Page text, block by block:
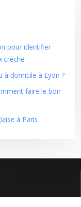
pour identifier
crèche
à domicile à Lyon ?
faire le bon
à Paris